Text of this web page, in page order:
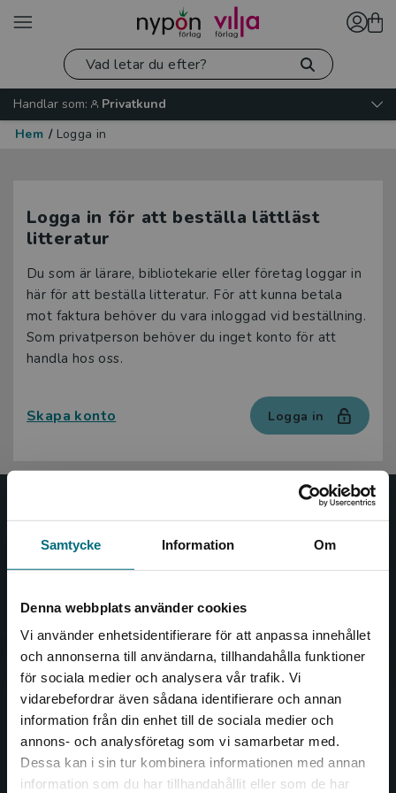
Samtycke Information Om
Denna webbplats använder cookies
Vi använder enhetsidentifierare för att anpassa innehållet
och annonserna till användarna, tillhandahålla funktioner
för sociala medier och analysera vår trafik. Vi
vidarebefordrar även sådana identifierare och annan
information från din enhet till de sociala medier och
annons- och analysföretag som vi samarbetar med.
Dessa kan i sin tur kombinera informationen med annan
information som du har tillhandahållit eller som de har
Begränsad fraktregion
Handlar som:
Privatkund
Hem / Logga in
Logga in för att beställa lättläst
litteratur
Du som är lärare, bibliotekarie eller företag loggar in
här för att beställa litteratur. För att kunna betala
mot faktura behöver du vara inloggad vid beställning.
Som privatperson behöver du inget konto för att
handla hos oss.
Skapa konto Logga in
Nypon och Vilja
såväl barn som vuxna.
Kontakta oss
Kontakta oss
046-31 20 00
Box 141